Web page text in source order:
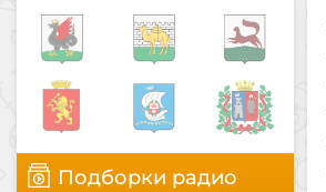
Подборки радио